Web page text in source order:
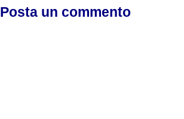
Posta un commento